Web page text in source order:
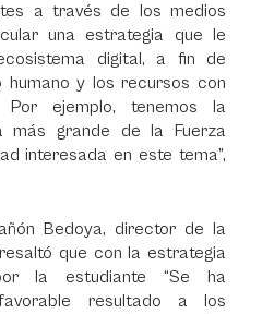
a través de los medios
una estrategia que le
digital, a fin de
humano y los recursos con
ejemplo, tenemos la
más grande de la Fuerza
interesada en este tema”,
Bedoya, director de la
que con la estrategia
la estudiante “Se ha
resultado a los